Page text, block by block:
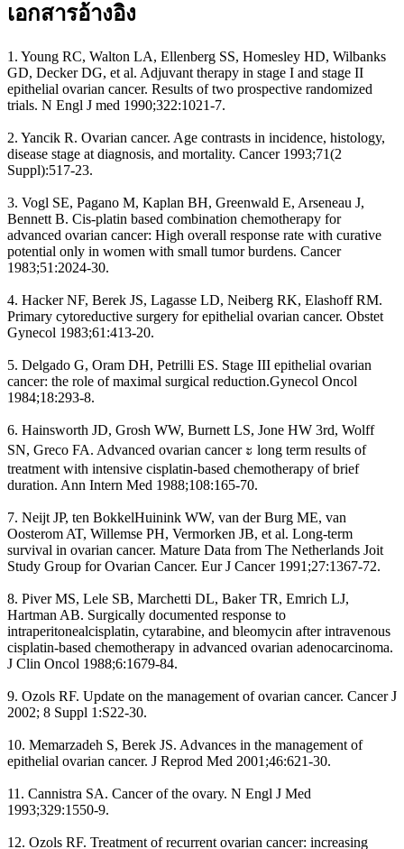
เอกสารอ้างอิง
1. Young RC, Walton LA, Ellenberg SS, Homesley HD, Wilbanks
GD, Decker DG, et al. Adjuvant therapy in stage I and stage II
epithelial ovarian cancer. Results of two prospective randomized
trials. N Engl J med 1990;322:1021-7.
2. Yancik R. Ovarian cancer. Age contrasts in incidence, histology,
disease stage at diagnosis, and mortality. Cancer 1993;71(2
Suppl):517-23.
3. Vogl SE, Pagano M, Kaplan BH, Greenwald E, Arseneau J,
Bennett B. Cis-platin based combination chemotherapy for
advanced ovarian cancer: High overall response rate with curative
potential only in women with small tumor burdens. Cancer
1983;51:2024-30.
4. Hacker NF, Berek JS, Lagasse LD, Neiberg RK, Elashoff RM.
Primary cytoreductive surgery for epithelial ovarian cancer. Obstet
Gynecol 1983;61:413-20.
5. Delgado G, Oram DH, Petrilli ES. Stage III epithelial ovarian
cancer: the role of maximal surgical reduction.Gynecol Oncol
1984;18:293-8.
6. Hainsworth JD, Grosh WW, Burnett LS, Jone HW 3rd, Wolff
SN, Greco FA. Advanced ovarian cancer ะ long term results of
treatment with intensive cisplatin-based chemotherapy of brief
duration. Ann Intern Med 1988;108:165-70.
7. Neijt JP, ten BokkelHuinink WW, van der Burg ME, van
Oosterom AT, Willemse PH, Vermorken JB, et al. Long-term
survival in ovarian cancer. Mature Data from The Netherlands Joit
Study Group for Ovarian Cancer. Eur J Cancer 1991;27:1367-72.
8. Piver MS, Lele SB, Marchetti DL, Baker TR, Emrich LJ,
Hartman AB. Surgically documented response to
intraperitonealcisplatin, cytarabine, and bleomycin after intravenous
cisplatin-based chemotherapy in advanced ovarian adenocarcinoma.
J Clin Oncol 1988;6:1679-84.
9. Ozols RF. Update on the management of ovarian cancer. Cancer J
2002; 8 Suppl 1:S22-30.
10. Memarzadeh S, Berek JS. Advances in the management of
epithelial ovarian cancer. J Reprod Med 2001;46:621-30.
11. Cannistra SA. Cancer of the ovary. N Engl J Med
1993;329:1550-9.
12. Ozols RF. Treatment of recurrent ovarian cancer: increasing